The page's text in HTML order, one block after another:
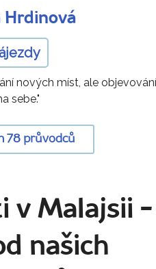
Hrdinová
nových míst, ale objevování
sebe."
78 průvodců
v Malajsii -
našich